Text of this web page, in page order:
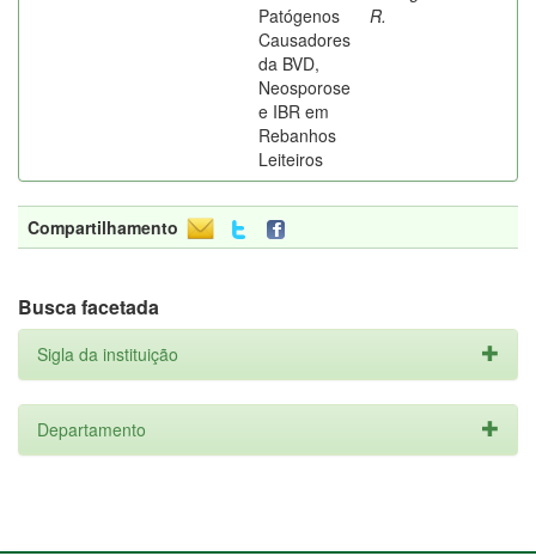
Patógenos
Causadores
da BVD,
Neosporose
e IBR em
Rebanhos
Leiteiros
R.
Compartilhamento
Busca facetada
Sigla da instituição
Departamento